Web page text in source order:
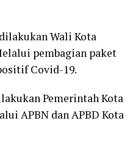
Wali Kota
pembagian paket
Covid-19.
Pemerintah Kota
APBN dan APBD Kota